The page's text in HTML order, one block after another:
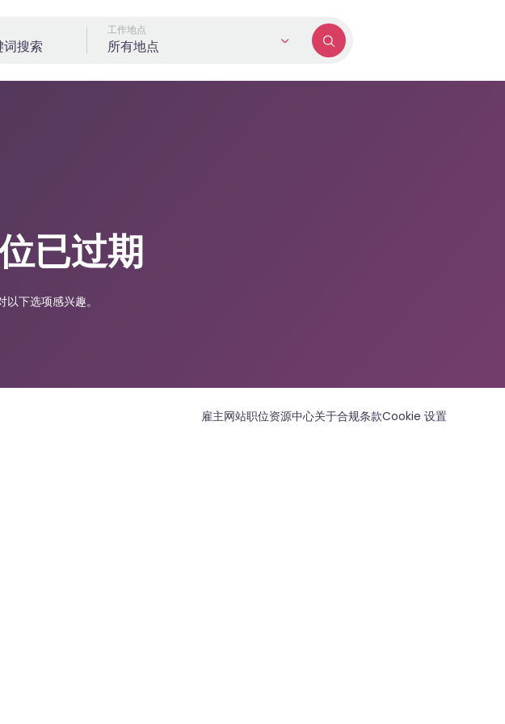
工作地点
所有地点
已过期
下选项感兴趣。
雇主网站职位资源中心关于合规条款Cookie 设置